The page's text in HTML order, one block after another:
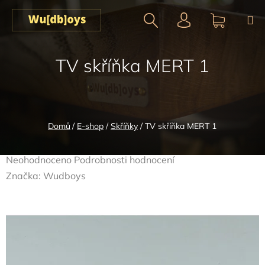
Přejít
obsah
Domů / E-shop / Skříňky / TV skříňka MERT 1
TV skříňka MERT 1
Průměrné
hodnocení
Neohodnoceno Podrobnosti hodnocení
Značka: Wudboys